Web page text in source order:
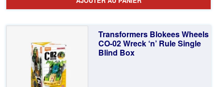
Transformers Blokees Wheels
CO-02 Wreck ‘n’ Rule Single
Blind Box